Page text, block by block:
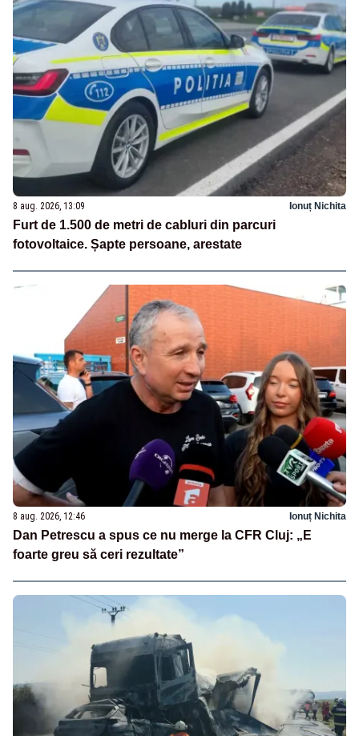
8 aug. 2026, 13:09 Ionuț Nichita
Furt de 1.500 de metri de cabluri din parcuri
fotovoltaice. Șapte persoane, arestate
8 aug. 2026, 12:46 Ionuț Nichita
Dan Petrescu a spus ce nu merge la CFR Cluj: „E
foarte greu să ceri rezultate”